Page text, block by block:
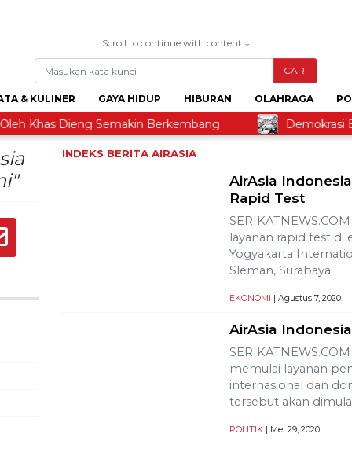
Scroll to continue with content ↓
CARI
& KULINER GAYA HIDUP HIBURAN OLAHRAGA
Dieng Semakin Berkembang Demokrasi
INDEKS BERITA AIRASIA
AirAsia
Rapid Test
layanan rapid test di
Yogyakarta
Sleman, Surabaya
EKONOMI | Agustus 7, 2020
AirAsia
memulai layanan
internasional dan
tersebut akan
POLITIK | Mei 29, 2020